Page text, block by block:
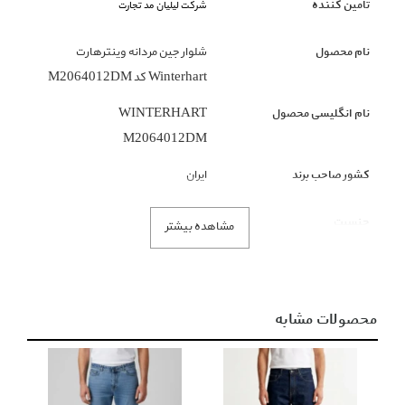
مشاهده بیشتر
تامین کننده شرکت لیلیان مد تجارت
نام محصول
شلوار جین مردانه وینترهارت
Winterhart کد M2064012DM
نام انگلیسی محصول
WINTERHART
M2064012DM
کشور صاحب برند ایران
مردانه
زیر گروه محصول
رنگ محصول
محصولات مشابه